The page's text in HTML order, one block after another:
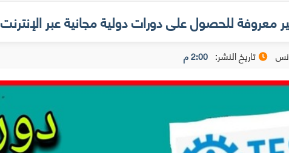
معروفة للحصول على دورات دولية مجانية عبر الإنترنت
تاريخ النشر: 2:00 م